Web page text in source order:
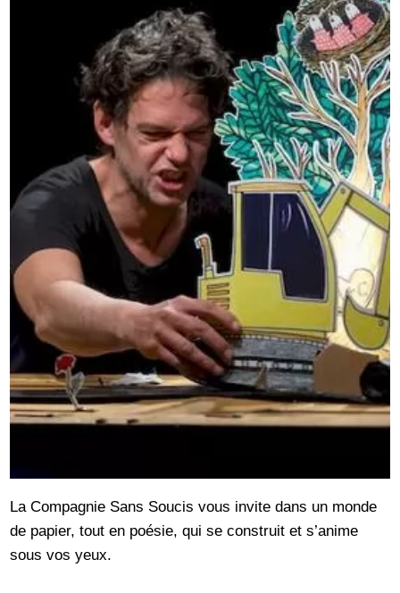
La Compagnie Sans Soucis vous invite dans un monde
de papier, tout en poésie, qui se construit et s’anime
sous vos yeux.